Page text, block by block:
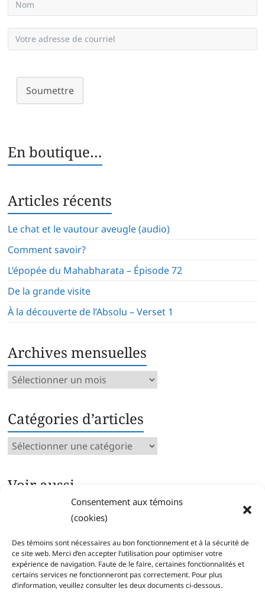
Consentement aux témoins
(cookies)
Des témoins sont nécessaires au bon fonctionnement et à la sécurité de
ce site web. Merci d’en accepter l’utilisation pour optimiser votre
expérience de navigation. Faute de le faire, certaines fonctionnalités et
certains services ne fonctionneront pas correctement. Pour plus
d’information, veuillez consulter les deux documents ci-dessous.
Soumettre
En boutique…
Articles récents
Le chat et le vautour aveugle (audio)
Comment savoir?
L’épopée du Mahabharata – Épisode 72
De la grande visite
À la découverte de l’Absolu – Verset 1
Archives mensuelles
Archives
Catégories d’articles
Catégories
Voir aussi…
Articles parus par catégorie
Index des mots clés
Séries